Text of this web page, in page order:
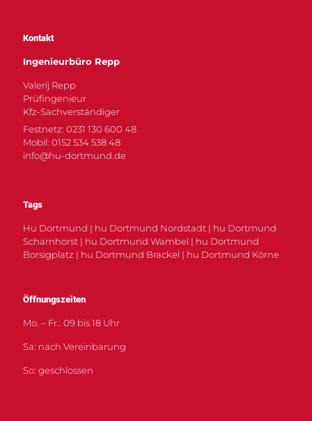
Kontakt
Ingenieurbüro Repp
Valerij Repp
Prüfingenieur
Kfz-Sachverständiger
Festnetz: 0231 130 600 48
Mobil: 0152 534 538 48
info@hu-dortmund.de
Tags
Hu Dortmund | hu Dortmund Nordstadt | hu Dortmund
Scharnhorst | hu Dortmund Wambel | hu Dortmund
Borsigplatz | hu Dortmund Brackel | hu Dortmund Körne
Öffnungszeiten
Mo. – Fr.: 09 bis 18 Uhr
Sa: nach Vereinbarung
So: geschlossen